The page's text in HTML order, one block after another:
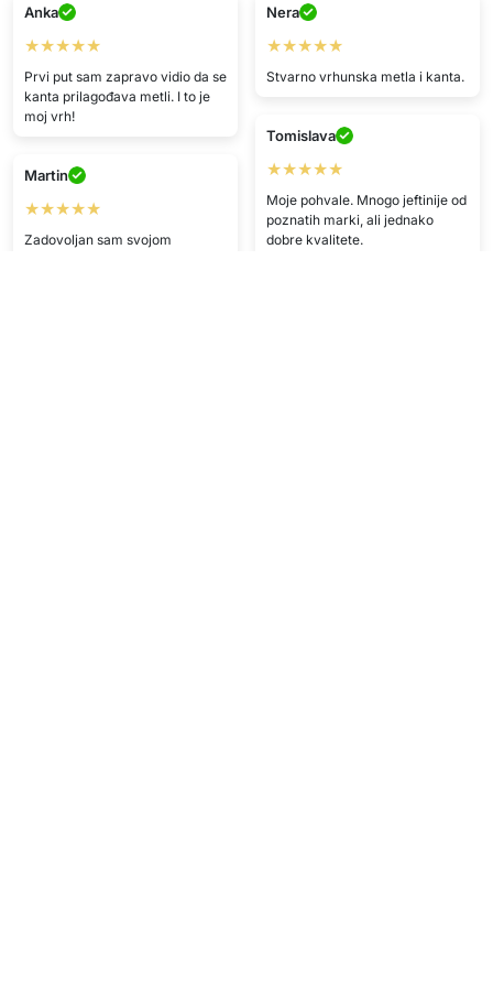
Anka
★★★★★
Prvi put sam zapravo vidio da se
kanta prilagođava metli. I to je
moj vrh!
Nera
★★★★★
Stvarno vrhunska metla i kanta.
Tomislava
★★★★★
Moje pohvale. Mnogo jeftinije od
poznatih marki, ali jednako
dobre kvalitete.
Martin
★★★★★
Zadovoljan sam svojom